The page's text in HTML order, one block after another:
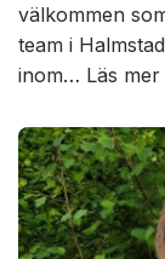
välkommen
team i
inom… Läs mer